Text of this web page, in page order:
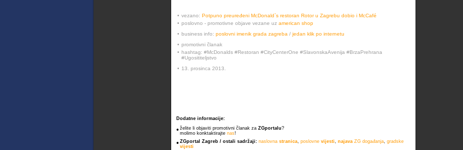
• vezano: Potpuno preuređeni McDonald`s restoran Rotor u Zagrebu dobio i McCafé
• poslovno - promotivne objave vezane uz american shop
• business info: poslovni imenik grada zagreba / jedan klik po internetu
• promotivni članak
• hashtag: #McDonalds #Restoran #CityCenterOne #SlavonskaAvenija #BrzaPrehrana
#Ugosititeljstvo
• 13. prosinca 2013.
Dodatne informacije:
• želite li objaviti promotivni članak za ZGportalu?
molimo konktaktirajte nas!
• ZGportal Zagreb / ostali sadržaji: naslovna stranica, poslovne vijesti, najava ZG događanja, gradske
vijesti